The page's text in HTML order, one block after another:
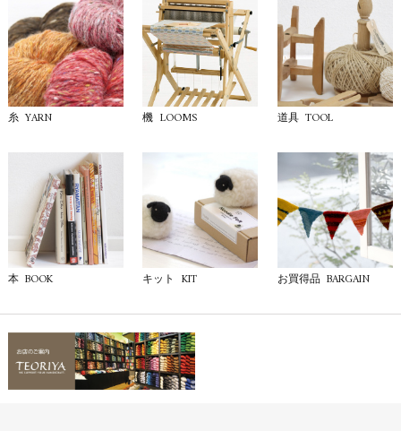
糸 YARN 機 LOOMS 道具 TOOL
本 BOOK キット KIT お買得品 BARGAIN